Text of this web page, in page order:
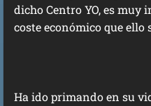
dicho Centro YO, es muy
coste económico que ello
Ha ido primando en su